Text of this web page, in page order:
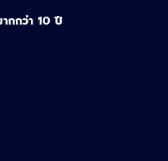
กกว่า 10 ปี